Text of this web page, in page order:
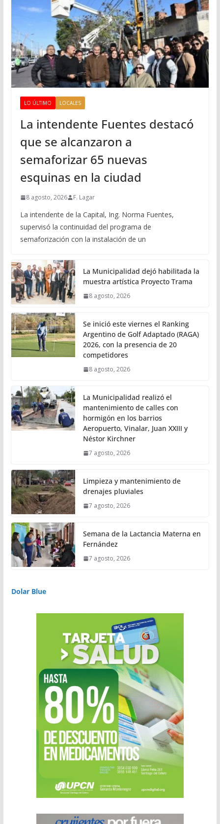
LO ÚLTIMO LOCALES
La intendente Fuentes destacó
que se alcanzaron a
semaforizar 65 nuevas
esquinas en la ciudad
8 agosto, 2026 F. Lagar
La intendente de la Capital, Ing. Norma Fuentes,
supervisó la continuidad del programa de
semaforización con la instalación de un
La Municipalidad dejó habilitada la
muestra artística Proyecto Trama
8 agosto, 2026
Se inició este viernes el Ranking
Argentino de Golf Adaptado (RAGA)
2026, con la presencia de 20
competidores
8 agosto, 2026
La Municipalidad realizó el
mantenimiento de calles con
hormigón en los barrios
Aeropuerto, Vinalar, Juan XXIII y
Néstor Kirchner
7 agosto, 2026
Limpieza y mantenimiento de
drenajes pluviales
7 agosto, 2026
Semana de la Lactancia Materna en
Fernández
7 agosto, 2026
Dolar Blue